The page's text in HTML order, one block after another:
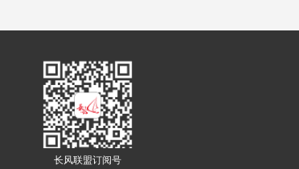
长风联盟订阅号